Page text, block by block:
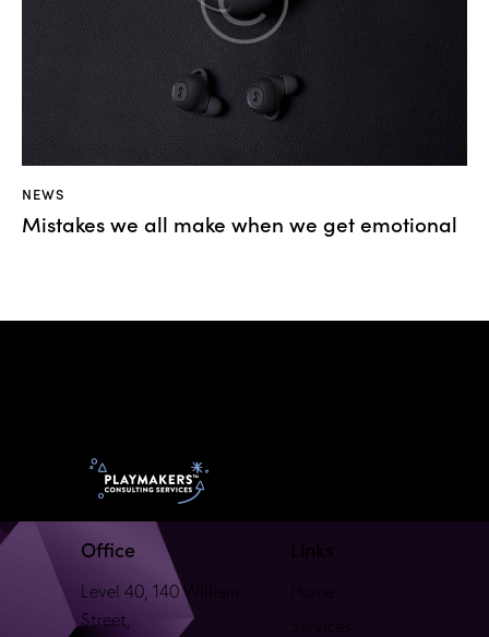
NEWS
Mistakes we all make when we get emotional
Office
Level 40, 140 William
Street,
Links